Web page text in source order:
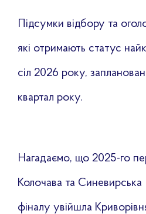
Підсумки відбору та
які отримають статус
сіл 2026 року,
квартал року.
Нагадаємо, що 2025-го
Колочава та
фіналу увійшла